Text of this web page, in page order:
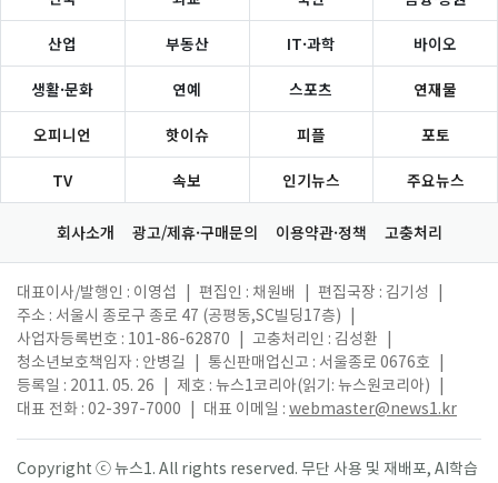
산업 부동산 IT·과학 바이오
생활·문화 연예 스포츠 연재물
오피니언 핫이슈 피플 포토
TV 속보 인기뉴스 주요뉴스
회사소개 광고/제휴·구매문의 이용약관·정책 고충처리
대표이사/발행인 : 이영섭 편집인 : 채원배 편집국장 : 김기성
주소 : 서울시 종로구 종로 47 (공평동,SC빌딩17층)
사업자등록번호 : 101-86-62870
고충처리인 : 김성환
청소년보호책임자 : 안병길
통신판매업신고 : 서울종로 0676호
등록일 : 2011. 05. 26
제호 : 뉴스1코리아(읽기: 뉴스원코리아)
대표 전화 : 02-397-7000
대표 이메일 : webmaster@news1.kr
Copyright ⓒ 뉴스1. All rights reserved. 무단 사용 및 재배포, AI학습